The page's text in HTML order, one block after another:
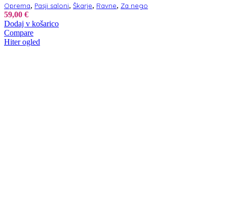
Oprema, Pasji saloni, Škarje, Ravne, Za nego
59,00 €
Dodaj v košarico
Compare
Hiter ogled